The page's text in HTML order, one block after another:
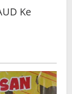
PG
Ke